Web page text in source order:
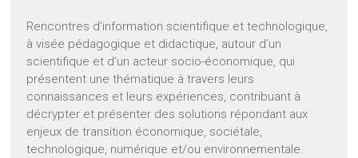
Rencontres d’information scientifique et technologique,
à visée pédagogique et didactique, autour d’un
scientifique et d’un acteur socio-économique, qui
présentent une thématique à travers leurs
connaissances et leurs expériences, contribuant à
décrypter et présenter des solutions répondant aux
enjeux de transition économique, sociétale,
technologique, numérique et/ou environnementale.